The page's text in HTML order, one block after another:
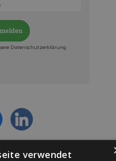
Datenschutzerklärung
verwendet